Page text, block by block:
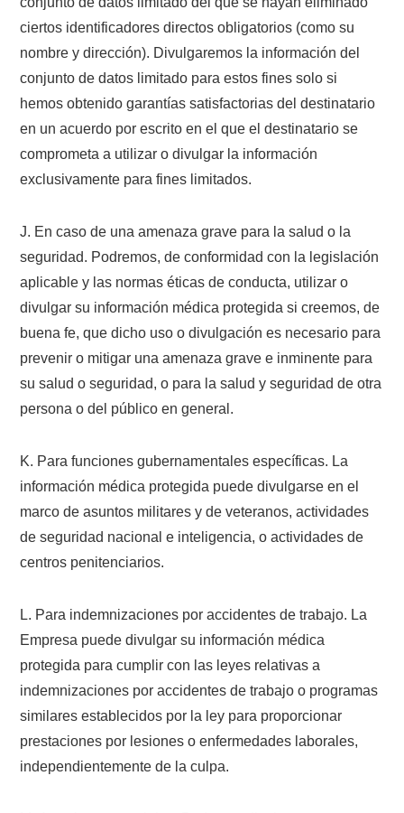
ciertos identificadores directos obligatorios (como su
nombre y dirección). Divulgaremos la información del
conjunto de datos limitado para estos fines solo si
hemos obtenido garantías satisfactorias del destinatario
en un acuerdo por escrito en el que el destinatario se
comprometa a utilizar o divulgar la información
exclusivamente para fines limitados.
J. En caso de una amenaza grave para la salud o la
seguridad. Podremos, de conformidad con la legislación
aplicable y las normas éticas de conducta, utilizar o
divulgar su información médica protegida si creemos, de
buena fe, que dicho uso o divulgación es necesario para
prevenir o mitigar una amenaza grave e inminente para
su salud o seguridad, o para la salud y seguridad de otra
persona o del público en general.
K. Para funciones gubernamentales específicas. La
información médica protegida puede divulgarse en el
marco de asuntos militares y de veteranos, actividades
de seguridad nacional e inteligencia, o actividades de
centros penitenciarios.
L. Para indemnizaciones por accidentes de trabajo. La
Empresa puede divulgar su información médica
protegida para cumplir con las leyes relativas a
indemnizaciones por accidentes de trabajo o programas
similares establecidos por la ley para proporcionar
prestaciones por lesiones o enfermedades laborales,
independientemente de la culpa.